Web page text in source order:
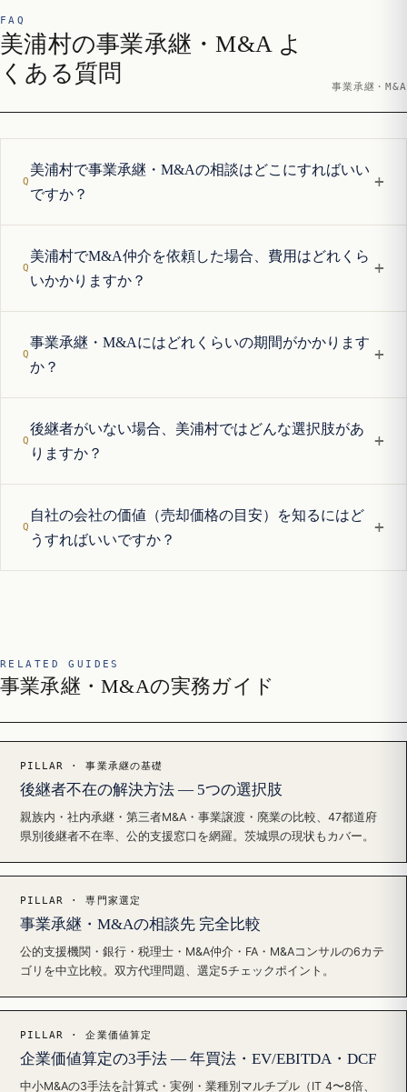
FAQ
美浦村の事業承継・M&A よ
くある質問
事業承継・M&A
美浦村で事業承継・M&Aの相談はどこにすればいい
ですか？
+
美浦村でM&A仲介を依頼した場合、費用はどれくら
いかかりますか？
+
事業承継・M&Aにはどれくらいの期間がかかります
か？
+
後継者がいない場合、美浦村ではどんな選択肢があ
りますか？
+
自社の会社の価値（売却価格の目安）を知るにはど
うすればいいですか？
+
RELATED GUIDES
事業承継・M&Aの実務ガイド
PILLAR · 事業承継の基礎
後継者不在の解決方法 — 5つの選択肢
親族内・社内承継・第三者M&A・事業譲渡・廃業の比較、47都道府
県別後継者不在率、公的支援窓口を網羅。茨城県の現状もカバー。
PILLAR · 専門家選定
事業承継・M&Aの相談先 完全比較
公的支援機関・銀行・税理士・M&A仲介・FA・M&Aコンサルの6カテ
ゴリを中立比較。双方代理問題、選定5チェックポイント。
PILLAR · 企業価値算定
企業価値算定の3手法 — 年買法・EV/EBITDA・DCF
中小M&Aの3手法を計算式・実例・業種別マルチプル（IT 4〜8倍、